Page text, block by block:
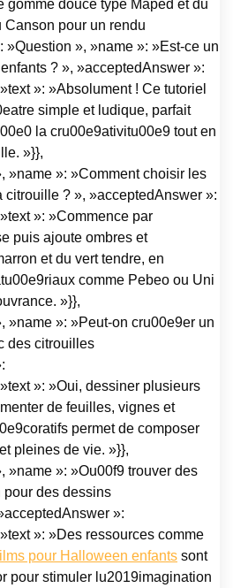
gomme douce type Maped et du
pour un rendu
»Question », »name »: »Est-ce un
? », »acceptedAnswer »:
»: »Absolument ! Ce tutoriel
simple et ludique, parfait
la cru00e9ativitu00e9 tout en
»}},
»name »: »Comment choisir les
? », »acceptedAnswer »:
»: »Commence par
puis ajoute ombres et
et du vert tendre, en
comme Pebeo ou Uni
»}},
»name »: »Peut-on cru00e9er un
des citrouilles
»: »Oui, dessiner plusieurs
de feuilles, vignes et
permet de composer
pleines de vie. »}},
»name »: »Ou00f9 trouver des
des dessins
»:
»: »Des ressources comme
pour Halloween enfants sont
pour stimuler lu2019imagination